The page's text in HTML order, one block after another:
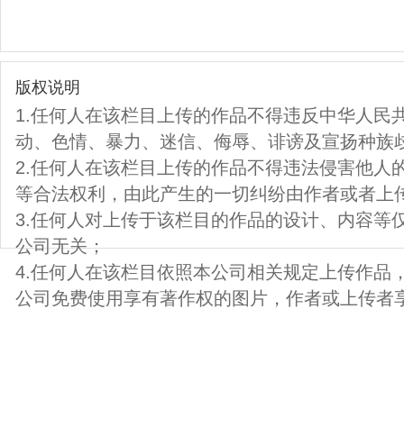
版权说明
1.任何人在该栏目上传的作品不得违反中华人民
动、色情、暴力、迷信、侮辱、诽谤及宣扬种族
2.任何人在该栏目上传的作品不得违法侵害他人
等合法权利，由此产生的一切纠纷由作者或者上
3.任何人对上传于该栏目的作品的设计、内容等
公司无关；
4.任何人在该栏目依照本公司相关规定上传作品
公司免费使用享有著作权的图片，作者或上传者